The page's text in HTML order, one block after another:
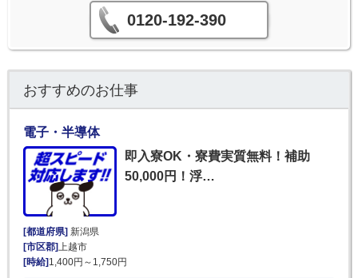
0120-192-390
おすすめのお仕事
電子・半導体
即入寮OK・寮費実質無料！補助
50,000円！浮…
[都道府県] 新潟県
[市区郡]上越市
[時給] 1,400円～1,750円